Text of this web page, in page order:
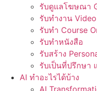
รับดูแลโฆษณา
รับทำงาน
รับทำ Course
รับทำหนังสือ
รับสร้าง
รับเป็นที่ปรึกษา
AI ทำอะไรได้บ้าง
AI